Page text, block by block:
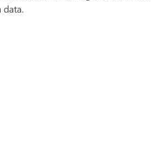
data.